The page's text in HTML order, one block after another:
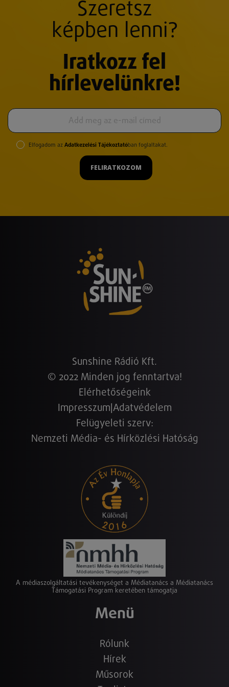
Szeretsz
képben lenni?
Iratkozz fel
hírlevelünkre!
Elfogadom az Adatkezelési Tájékoztatóban foglaltakat.
FELIRATKOZOM
Sunshine Rádió Kft.
© 2022 Minden jog fenntartva!
Elérhetőségeink
Impresszum Adatvédelem
Felügyeleti szerv:
Nemzeti Média- és Hírközlési Hatóság
A médiaszolgáltatási tevékenységet a Médiatanács a Médiatanács
Támogatási Program keretében támogatja
Menü
Rólunk
Hírek
Műsorok